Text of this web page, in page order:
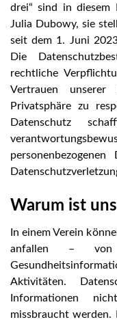
drei“ sind in diesem
Julia Dubowy, sie
seit dem 1. Juni
Die
rechtliche
Vertrauen
Privatsphäre zu
Datenschutz
Warum ist
In einem Verein
anfallen –
Aktivitäten.
Informationen
missbraucht